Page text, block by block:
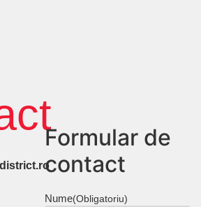
Formular de
contact
Nume(Obligatoriu)